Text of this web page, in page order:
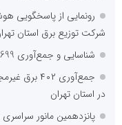
شرکت توزیع برق استان
شناسایی و جمع‌آوری 699 ماینر غیرمجاز در استان تهران
جمع‌آوری
در استان تهران
پانزدهمین مانور